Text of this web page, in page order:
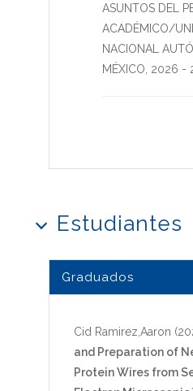
ASUNTOS DEL
ACADÉMICO/
NACIONAL
MÉXICO 2026 -
Estudiantes
Graduados
Cid Ramirez,Aaron
and Preparation of
Protein Wires from